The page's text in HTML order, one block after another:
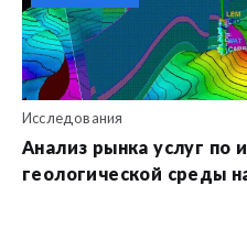
Исследования
Анализ рынка услуг по
геологической среды